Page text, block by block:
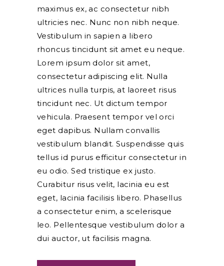
maximus ex, ac consectetur nibh
ultricies nec. Nunc non nibh neque.
Vestibulum in sapien a libero
rhoncus tincidunt sit amet eu neque.
Lorem ipsum dolor sit amet,
consectetur adipiscing elit. Nulla
ultrices nulla turpis, at laoreet risus
tincidunt nec. Ut dictum tempor
vehicula. Praesent tempor vel orci
eget dapibus. Nullam convallis
vestibulum blandit. Suspendisse quis
tellus id purus efficitur consectetur in
eu odio. Sed tristique ex justo.
Curabitur risus velit, lacinia eu est
eget, lacinia facilisis libero. Phasellus
a consectetur enim, a scelerisque
leo. Pellentesque vestibulum dolor a
dui auctor, ut facilisis magna.